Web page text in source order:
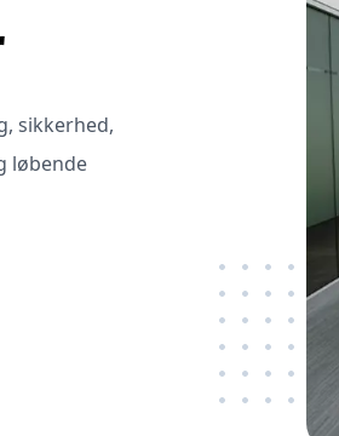
sikkerhed,
løbende